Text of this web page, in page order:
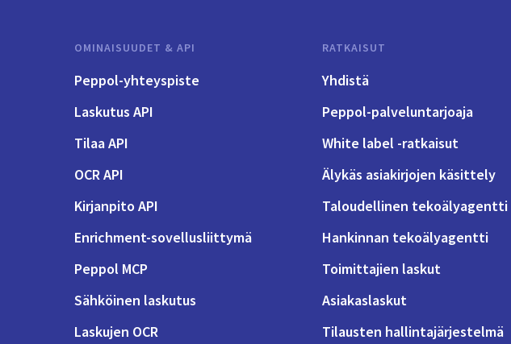
OMINAISUUDET & API
Peppol-yhteyspiste
Laskutus API
Tilaa API
OCR API
Kirjanpito API
Enrichment-sovellusliittymä
Peppol MCP
Sähköinen laskutus
Laskujen OCR
RATKAISUT
Yhdistä
Peppol-palveluntarjoaja
White label -ratkaisut
Älykäs asiakirjojen käsittely
Taloudellinen tekoälyagentti
Hankinnan tekoälyagentti
Toimittajien laskut
Asiakaslaskut
Tilausten hallintajärjestelmä